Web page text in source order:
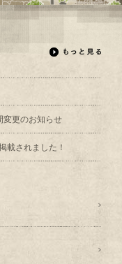
変更のお知らせ
載されました！